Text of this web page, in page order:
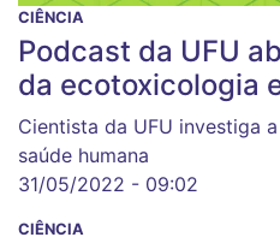
CIÊNCIA
Podcast da UFU
da ecotoxicologia
Cientista da UFU investiga
saúde humana
31/05/2022 - 09:02
CIÊNCIA